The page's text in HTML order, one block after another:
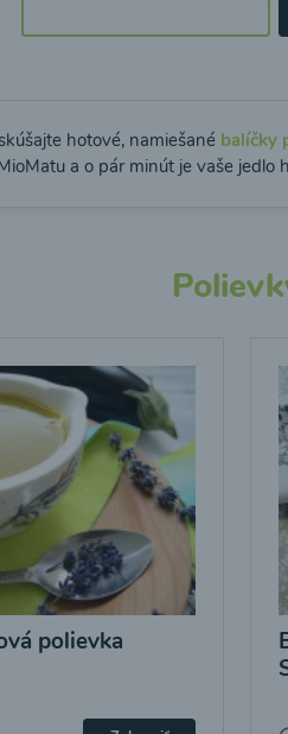
hotové, namiešané balíčky
a o pár minút je vaše jedlo
polievka